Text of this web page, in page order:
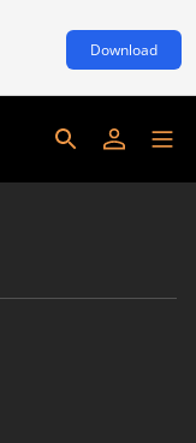
Download